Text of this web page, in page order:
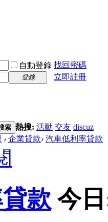
自動登錄 找回密碼
登錄
立即註冊
索 熱搜: 活動 交友 discuz
› 企業貸款› 汽車低利率貸款
款 今